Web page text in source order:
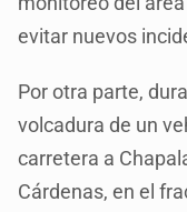
evitar nuevos
Por otra parte,
volcadura de un
carretera a
Cárdenas, en el